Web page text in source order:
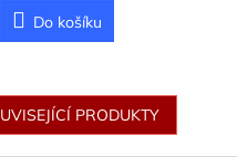
Do košíku
PRODUKTY